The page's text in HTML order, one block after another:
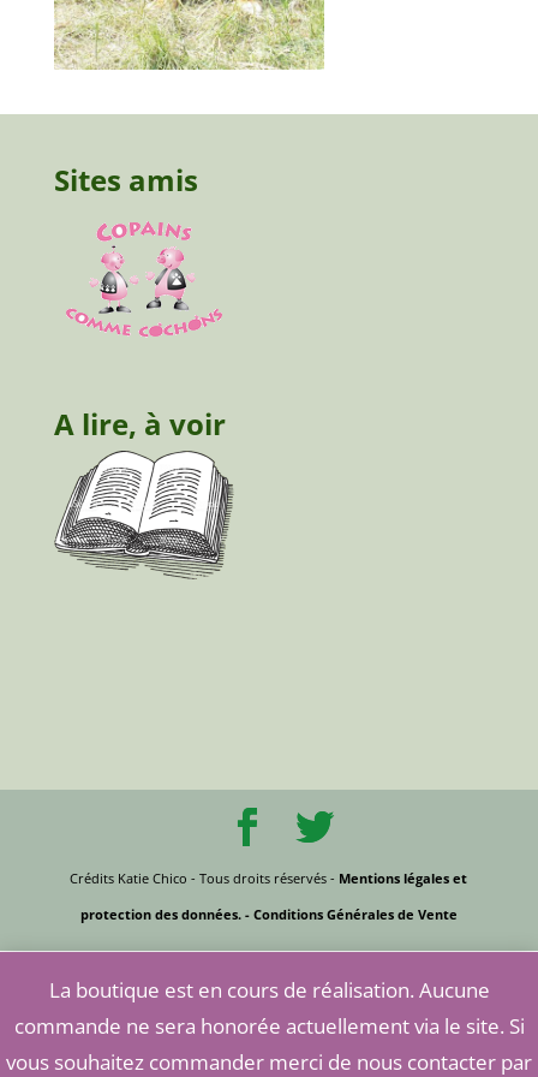
Sites amis
A lire, à voir
Crédits Katie Chico - Tous droits réservés - Mentions légales et
protection des données.- Conditions Générales de Vente
La boutique est en cours de réalisation. Aucune
commande ne sera honorée actuellement via le site. Si
vous souhaitez commander merci de nous contacter par